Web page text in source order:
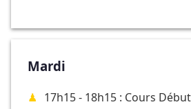
Mardi
17h15 - 18h15 : Cours